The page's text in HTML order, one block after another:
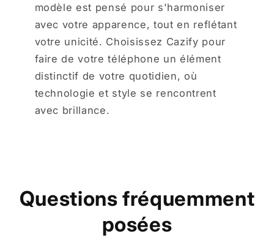
modèle est pensé pour s'harmoniser
avec votre apparence, tout en reflétant
votre unicité. Choisissez Cazify pour
faire de votre téléphone un élément
distinctif de votre quotidien, où
technologie et style se rencontrent
avec brillance.
Questions fréquemment
posées